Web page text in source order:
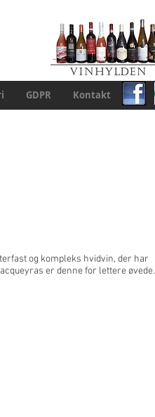
GDPR Kontakt
og kompleks hvidvin, der har
er denne for lettere øvede.